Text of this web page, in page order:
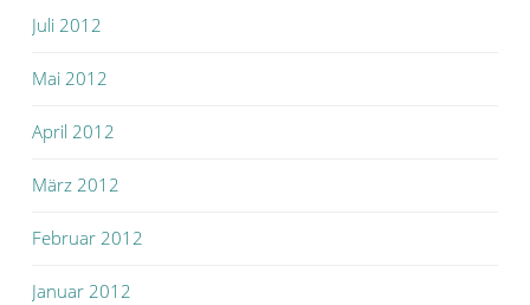
Juli 2012
Mai 2012
April 2012
März 2012
Februar 2012
Januar 2012